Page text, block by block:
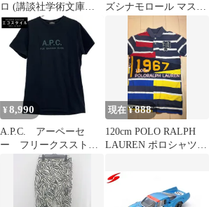
ロ (講談社学術文庫
967)／田中 英道／講談
ズシナモロール マスコ
ットホルダー(カオハ
ナ) 259675
¥ 8,990
A.P.C. アーペーセ
ー フリークスストア
別注 24233-1-96751 ブ
ラック ビッグシルエッ
ト RUE MADAME
TEE L
現在 ¥888
120cm POLO RALPH
LAUREN ポロシャツ